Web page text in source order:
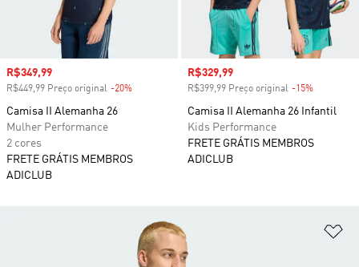
Preço com desconto
R$349,99
R$449,99 Preço original -20%
Camisa II Alemanha 26
Mulher Performance
2 cores
FRETE GRÁTIS MEMBROS
ADICLUB
Preço com desconto
R$329,99
R$399,99 Preço original -15%
Camisa II Alemanha 26 Infantil
Kids Performance
FRETE GRÁTIS MEMBROS
ADICLUB